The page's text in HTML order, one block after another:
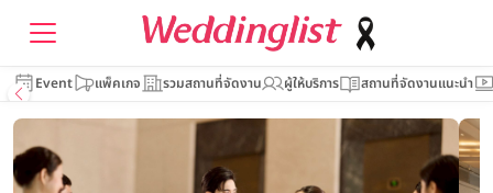
Event แพ็คเกจ รวมสถานที่จัดงาน ผู้ให้บริการ สถานที่จัดงานแนะนำ